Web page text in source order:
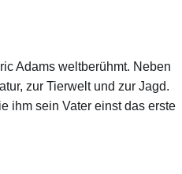
Adams weltberühmt. Neben
zur Tierwelt und zur Jagd.
ihm sein Vater einst das erste